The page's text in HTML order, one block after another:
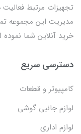
تجهیزات مرتبط
مدیریت این مجموعه
خرید آنلاین شما
دسترسی سریع
کامپیوتر و قطعات
لوازم جانبی گوشی
لوازم اداری